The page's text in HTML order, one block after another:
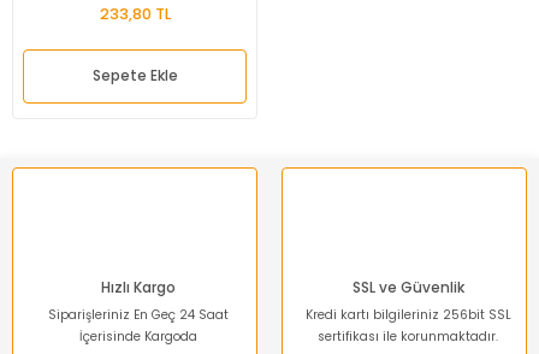
233,80 TL
Sepete Ekle
Hızlı Kargo
Siparişleriniz En Geç 24 Saat
İçerisinde Kargoda
SSL ve Güvenlik
Kredi kartı bilgileriniz 256bit SSL
sertifikası ile korunmaktadır.